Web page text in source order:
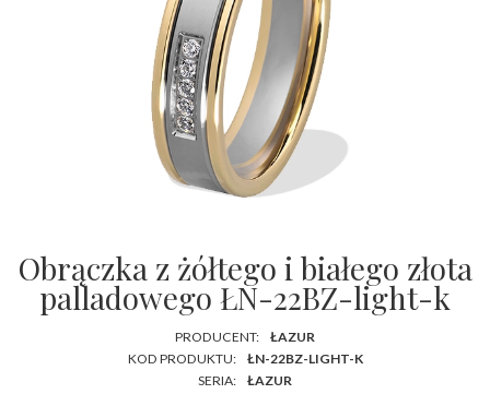
Obrączka z żółtego i białego złota
palladowego ŁN-22BZ-light-k
PRODUCENT:
ŁAZUR
KOD PRODUKTU:
ŁN-22BZ-LIGHT-K
SERIA:
ŁAZUR